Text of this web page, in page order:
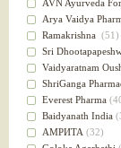
Антиоксидант
Для Капха(Кафа)
От паразитов(37)
При
Успокоительное
Для глаз(34)
от геморроя(34)
AVN Ayurveda
Arya Vaidya
Ramakrishna (51)
Sri
Vaidyaratnam
ShriGanga
Everest Pharma
Baidyanath India
АМРИТА (32)